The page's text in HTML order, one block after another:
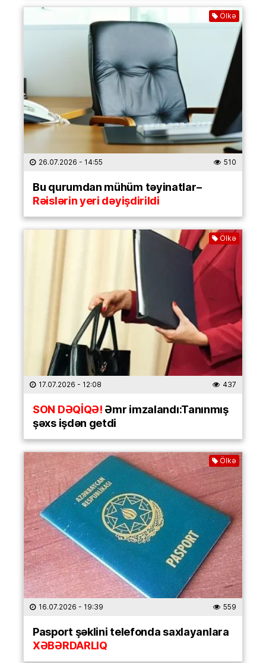
Ölkə
26.07.2026 - 14:55 510
Bu qurumdan mühüm təyinatlar–
Rəislərin yeri dəyişdirildi
Ölkə
17.07.2026 - 12:08 437
SON DƏQİQƏ!Əmr imzalandı:Tanınmış
şəxs işdən getdi
Ölkə
16.07.2026 - 19:39 559
Pasport şəklini telefonda saxlayanlara
XƏBƏRDARLIQ